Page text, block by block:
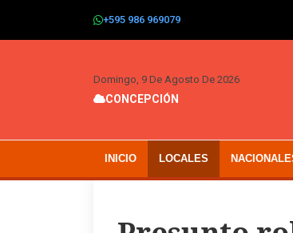
+595 986 969079
Domingo, 9 De Agosto De 2026
CONCEPCIÓN
INICIO LOCALES